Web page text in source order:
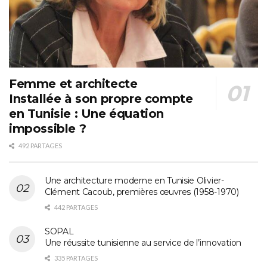
Femme et architecte
Installée à son propre compte
en Tunisie : Une équation
impossible ?
492 PARTAGES
Une architecture moderne en Tunisie Olivier-
Clément Cacoub, premières œuvres (1958-1970)
442 PARTAGES
SOPAL
Une réussite tunisienne au service de l’innovation
335 PARTAGES